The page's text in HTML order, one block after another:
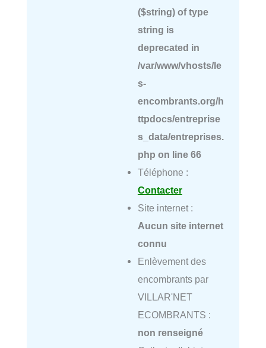
($string) of type
string is
deprecated in
/var/www/vhosts/le
s-
encombrants.org/h
ttpdocs/entreprise
s_data/entreprises.
php on line 66
Téléphone :
Contacter
Site internet :
Aucun site internet
connu
Enlèvement des
encombrants par
VILLAR'NET
ECOMBRANTS :
non renseigné